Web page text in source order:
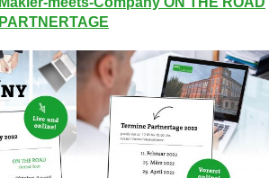
PARTNERTAGE